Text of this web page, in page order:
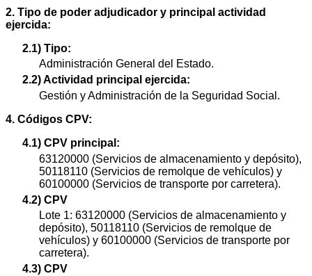
2. Tipo de poder adjudicador y principal actividad
ejercida:
2.1) Tipo:
Administración General del Estado.
2.2) Actividad principal ejercida:
Gestión y Administración de la Seguridad Social.
4. Códigos CPV:
4.1) CPV principal:
63120000 (Servicios de almacenamiento y depósito),
50118110 (Servicios de remolque de vehículos) y
60100000 (Servicios de transporte por carretera).
4.2) CPV
Lote 1: 63120000 (Servicios de almacenamiento y
depósito), 50118110 (Servicios de remolque de
vehículos) y 60100000 (Servicios de transporte por
carretera).
4.3) CPV